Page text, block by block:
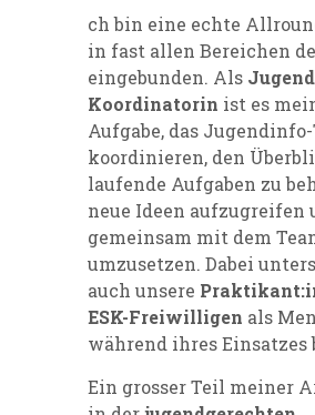
ch bin eine echte
in fast allen Bereichen
eingebunden. Als
Koordinatorin ist es
Aufgabe, das
koordinieren, den
laufende Aufgaben zu
neue Ideen aufzugreifen
gemeinsam mit dem
umzusetzen. Dabei
auch unsere
ESK-Freiwilligen als
während ihres Einsatzes
Ein grosser Teil meiner